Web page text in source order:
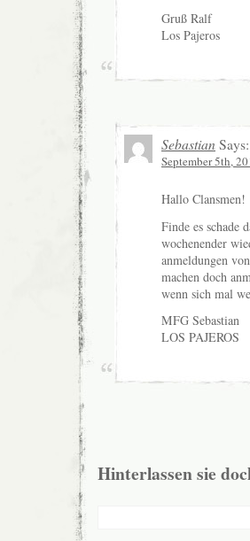
Gruß Ralf
Los Pajeros
Sebastian Says:
September 5th,
Hallo Clansmen!
Finde es schade
wochenender
anmeldungen
machen doch
wenn sich mal
MFG Sebastian
LOS PAJEROS
Hinterlassen sie